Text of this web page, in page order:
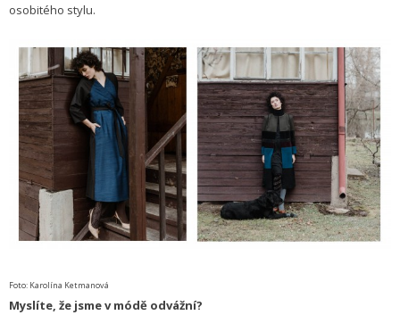
osobitého stylu.
Foto: Karolína Ketmanová
Myslíte, že jsme v módě odvážní?